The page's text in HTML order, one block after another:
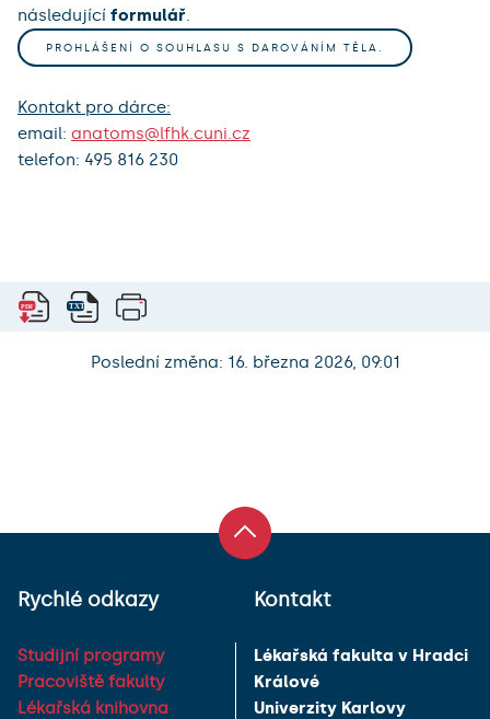
následující formulář
PROHLÁŠENÍ O SOUHLASU S DAROVÁNÍM TĚLA.
Kontakt pro dárce:
email: anatoms@lfhk.cuni.cz
telefon: 495 816 230
Poslední změna: 16. března 2026, 09:01
Rychlé odkazy
Studijní programy
Pracoviště fakulty
Lékařská knihovna
Kontakt
Lékařská fakulta v Hradci
Králové
Univerzity Karlovy